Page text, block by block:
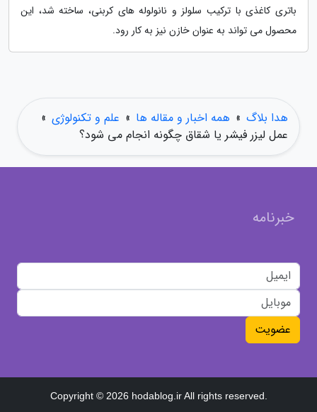
باتری کاغذی با ترکیب سلولز و نانولوله های کربنی، ساخته شد، این
محصول می تواند به عنوان خازن نیز به کار رود.
هدا بلاگ » همه اخبار و مقاله ها » علم و تکنولوژی »
عمل لیزر فیشر یا شقاق چگونه انجام می شود؟
خبرنامه
عضویت
Copyright © 2026 hodablog.ir All rights reserved.